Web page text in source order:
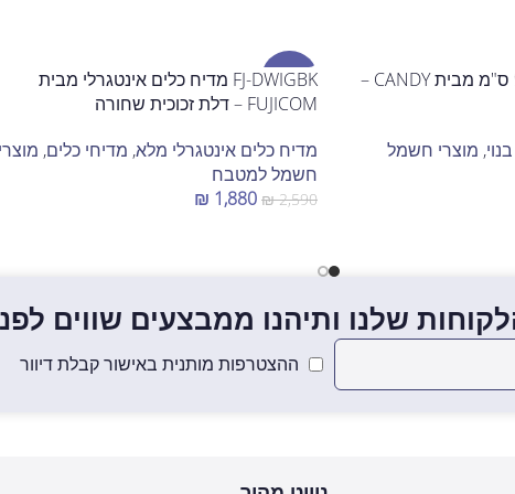
FCE943LN תנור בנוי 90 ס"מ מבית CANDY –
, מוצרי חשמל
מבצע
FJ-DWIGBK מדיח כלים אינטגרלי מבית
FUJICOM – דלת זכוכית שחורה
מדיח כלים אינטגרלי מלא, מדיחי כלים, מוצרי
חשמל למטבח
₪2,590
₪ 1,880
שלנו ותיהנו ממבצעים שווים
ההצטרפות מותנית באישור קבלת דיוור